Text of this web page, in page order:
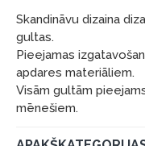
Skandināvu dizaina
gultas.
Pieejamas
apdares materiāliem.
Visām gultām
mēnešiem.